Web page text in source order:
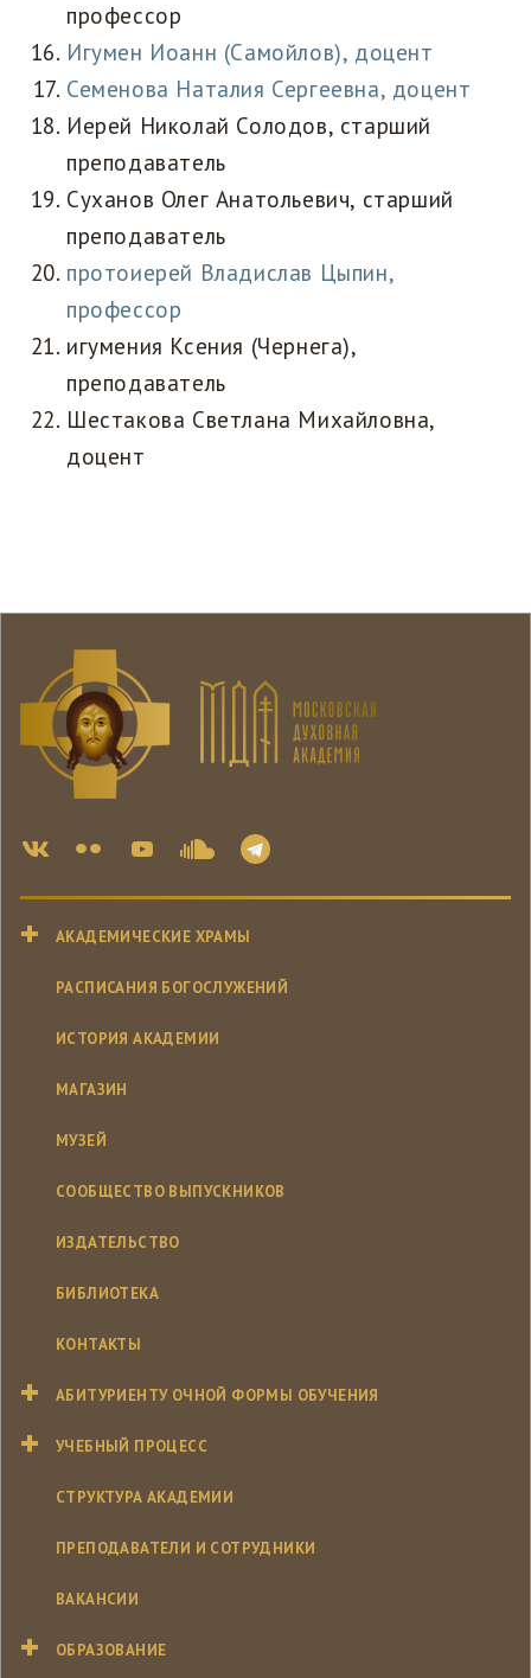
профессор
Игумен Иоанн (Самойлов), доцент
Семенова Наталия Сергеевна, доцент
Иерей Николай Солодов, старший
преподаватель
Суханов Олег Анатольевич, старший
преподаватель
протоиерей Владислав Цыпин,
профессор
игумения Ксения (Чернега),
преподаватель
Шестакова Светлана Михайловна,
доцент
АКАДЕМИЧЕСКИЕ ХРАМЫ
РАСПИСАНИЯ БОГОСЛУЖЕНИЙ
ИСТОРИЯ АКАДЕМИИ
МАГАЗИН
МУЗЕЙ
СООБЩЕСТВО ВЫПУСКНИКОВ
ИЗДАТЕЛЬСТВО
БИБЛИОТЕКА
КОНТАКТЫ
АБИТУРИЕНТУ ОЧНОЙ ФОРМЫ ОБУЧЕНИЯ
УЧЕБНЫЙ ПРОЦЕСС
СТРУКТУРА АКАДЕМИИ
ПРЕПОДАВАТЕЛИ И СОТРУДНИКИ
ВАКАНСИИ
ОБРАЗОВАНИЕ